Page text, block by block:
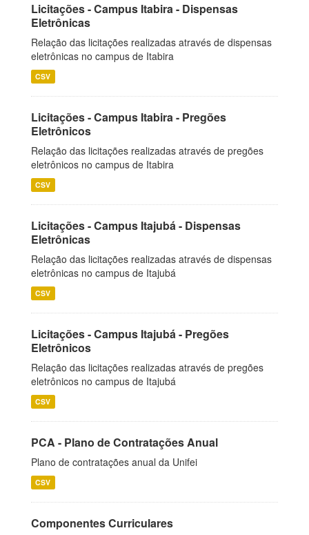
Licitações - Campus Itabira - Dispensas
Eletrônicas
Relação das licitações realizadas através de dispensas
eletrônicas no campus de Itabira
CSV
Licitações - Campus Itabira - Pregões
Eletrônicos
Relação das licitações realizadas através de pregões
eletrônicos no campus de Itabira
CSV
Licitações - Campus Itajubá - Dispensas
Eletrônicas
Relação das licitações realizadas através de dispensas
eletrônicas no campus de Itajubá
CSV
Licitações - Campus Itajubá - Pregões
Eletrônicos
Relação das licitações realizadas através de pregões
eletrônicos no campus de Itajubá
CSV
PCA - Plano de Contratações Anual
Plano de contratações anual da Unifei
CSV
Componentes Curriculares